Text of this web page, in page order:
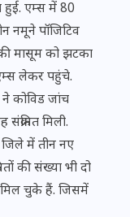
एम्स में 80
नमूने पॉजिटिव
की मासूम को झटका
लेकर पहुंचे.
कोविड जांच
मिली.
में तीन नए
की संख्या भी दो
मिल चुके हैं. जिसमें